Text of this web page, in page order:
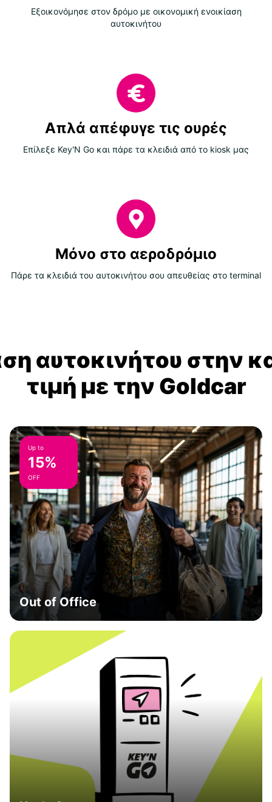
Εξοικονόμησε στον δρόμο με οικονομική ενοικίαση
αυτοκινήτου
Απλά απέφυγε τις ουρές
Επίλεξε Key'N Go και πάρε τα κλειδιά από το kiosk μας
Μόνο στο αεροδρόμιο
Πάρε τα κλειδιά του αυτοκινήτου σου απευθείας στο terminal
αυτοκινήτου στην
τιμή με την Goldcar
Up to
15%
OFF
Out of Office